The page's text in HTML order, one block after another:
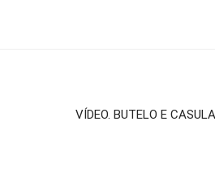
VÍDEO. BUTELO E